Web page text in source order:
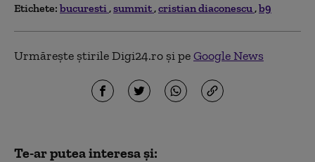
Etichete: bucuresti summit cristian diaconescu b9
Urmărește știrile Digi24.ro și peGoogle News
Te-ar putea interesa și: